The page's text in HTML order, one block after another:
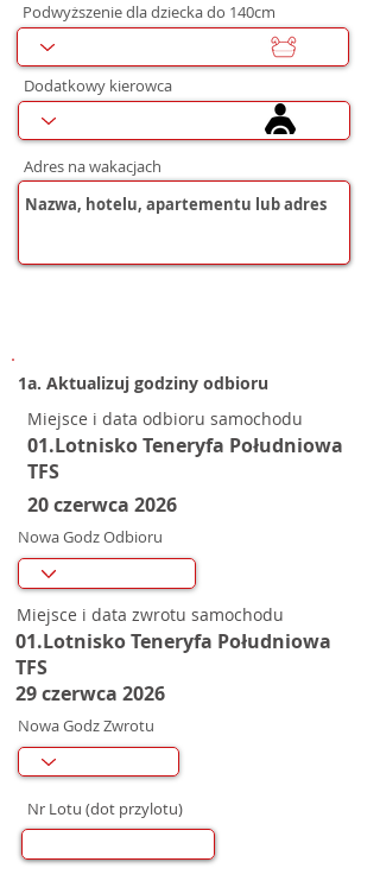
Podwyższenie dla dziecka do 140cm
Dodatkowy kierowca
Adres na wakacjach
1a. Aktualizuj godziny odbioru
Miejsce i data odbioru samochodu
01.Lotnisko Teneryfa Południowa
TFS
20 czerwca 2026
Nowa Godz Odbioru
Miejsce i data zwrotu samochodu
01.Lotnisko Teneryfa Południowa
TFS
29 czerwca 2026
Nowa Godz Zwrotu
Nr Lotu (dot przylotu)